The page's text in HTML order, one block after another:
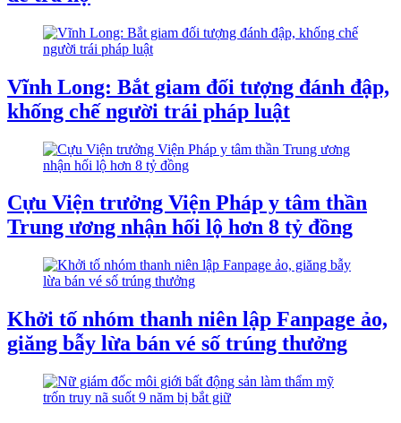
Vĩnh Long: Bắt giam đối tượng đánh đập,
khống chế người trái pháp luật
Cựu Viện trưởng Viện Pháp y tâm thần
Trung ương nhận hối lộ hơn 8 tỷ đồng
​Khởi tố nhóm thanh niên lập Fanpage ảo,
giăng bẫy lừa bán vé số trúng thưởng